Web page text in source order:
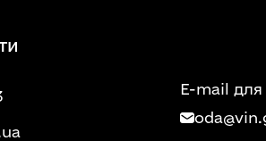
E-mail